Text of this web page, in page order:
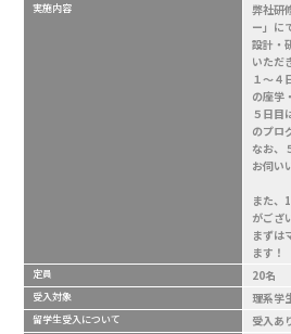
実施内容
弊社研
ー」に
設計・
いただ
１～４
の座学
５日目
のプロ
なお、
お伺い
また、
がござ
まずは
ます！
定員 20名
受入対象 理系学
留学生受入について 受入あ